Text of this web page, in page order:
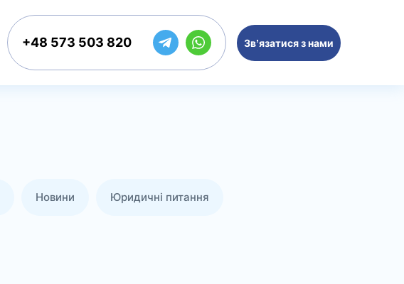
+48 573 503 820 Зв’язатися з нами
Новини Юридичні питання